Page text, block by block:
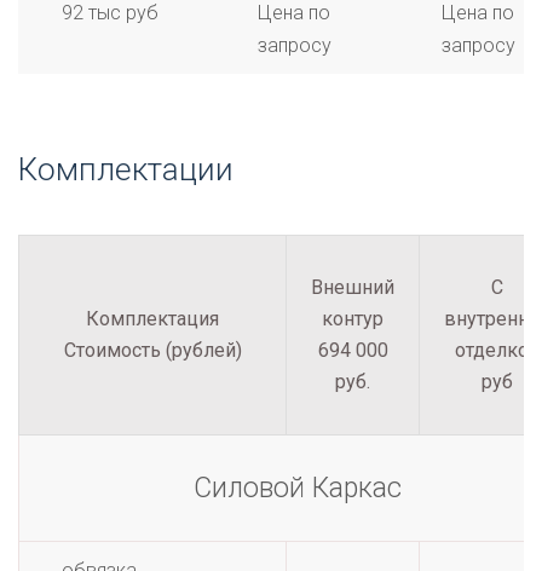
92 тыс руб
Цена по
запросу
Цена по
запросу
Комплектации
Комплектация
Стоимость (рублей)
Внешний
контур
694 000
руб.
С
отделкой
руб
Силовой Каркас